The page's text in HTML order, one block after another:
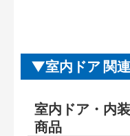
室内ドア 関
室内ドア・内
商品